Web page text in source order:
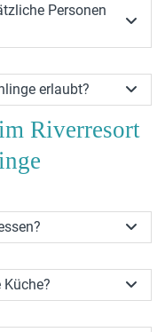
Personen

erlaubt? 
Riverresort

